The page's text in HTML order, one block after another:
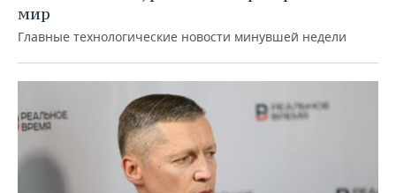
мир
Главные технологические новости минувшей недели